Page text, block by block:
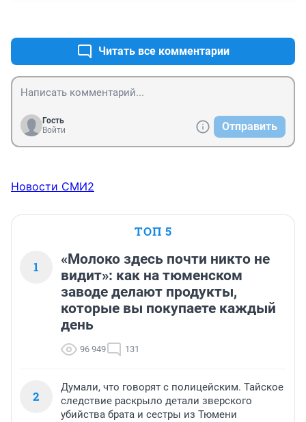
Читать все комментарии
Гость
Войти
Отправить
Новости СМИ2
ТОП 5
1
«Молоко здесь почти никто не
видит»: как на тюменском
заводе делают продукты,
которые вы покупаете каждый
день
96 949 131
2
Думали, что говорят с полицейским. Тайское
следствие раскрыло детали зверского
убийства брата и сестры из Тюмени